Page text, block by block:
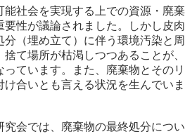
社会を実現する上での資源・廃棄
性が議論されました。しかし皮肉
（埋め立て）に伴う環境汚染と周
て場所が枯渇しつつあることが、
ています。また、廃棄物とそのリ
合いとも言える状況を生んでいま
会では、廃棄物の最終処分につい